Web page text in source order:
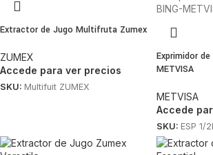
Extractor de Jugo Multifruta Zumex
ZUMEX
Accede para ver precios
SKU: Multifuit ZUMEX
Exprimidor
METVISA
METVISA
Accede
SKU: ESP 1/